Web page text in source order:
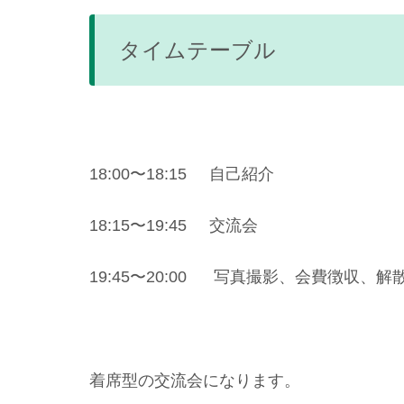
タイムテーブル
18:00〜18:15 自己紹介
18:15〜19:45 交流会
19:45〜20:00 写真撮影、会費徴収、解
着席型の交流会になります。